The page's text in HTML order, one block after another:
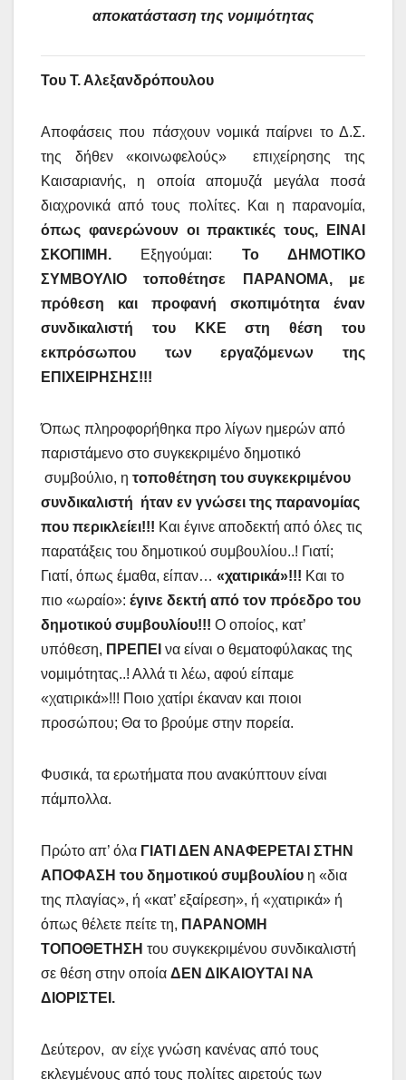
αποκατάσταση της νομιμότητας
Του Τ. Αλεξανδρόπουλου
Αποφάσεις που πάσχουν νομικά παίρνει το Δ.Σ.
της δήθεν «κοινωφελούς» επιχείρησης της
Καισαριανής, η οποία απομυζά μεγάλα ποσά
διαχρονικά από τους πολίτες. Και η παρανομία,
όπως φανερώνουν οι πρακτικές τους, ΕΙΝΑΙ
ΣΚΟΠΙΜΗ. Εξηγούμαι: Το ΔΗΜΟΤΙΚΟ
ΣΥΜΒΟΥΛΙΟ τοποθέτησε ΠΑΡΑΝΟΜΑ, με
πρόθεση και προφανή σκοπιμότητα έναν
συνδικαλιστή του ΚΚΕ στη θέση του
εκπρόσωπου των εργαζόμενων της
ΕΠΙΧΕΙΡΗΣΗΣ!!!
Όπως πληροφορήθηκα προ λίγων ημερών από
παριστάμενο στο συγκεκριμένο δημοτικό
συμβούλιο, η τοποθέτηση του συγκεκριμένου
συνδικαλιστή ήταν εν γνώσει της παρανομίας
που περικλείει!!! Και έγινε αποδεκτή από όλες τις
παρατάξεις του δημοτικού συμβουλίου..! Γιατί;
Γιατί, όπως έμαθα, είπαν… «χατιρικά»!!! Και το
πιο «ωραίο»: έγινε δεκτή από τον πρόεδρο του
δημοτικού συμβουλίου!!! Ο οποίος, κατ’
υπόθεση, ΠΡΕΠΕΙ να είναι ο θεματοφύλακας της
νομιμότητας..! Αλλά τι λέω, αφού είπαμε
«χατιρικά»!!! Ποιο χατίρι έκαναν και ποιοι
προσώπου; Θα το βρούμε στην πορεία.
Φυσικά, τα ερωτήματα που ανακύπτουν είναι
πάμπολλα.
Πρώτο απ’ όλα ΓΙΑΤΙ ΔΕΝ ΑΝΑΦΕΡΕΤΑΙ ΣΤΗΝ
ΑΠΟΦΑΣΗ του δημοτικού συμβουλίου η «δια
της πλαγίας», ή «κατ’ εξαίρεση», ή «χατιρικά» ή
όπως θέλετε πείτε τη, ΠΑΡΑΝΟΜΗ
ΤΟΠΟΘΕΤΗΣΗ του συγκεκριμένου συνδικαλιστή
σε θέση στην οποία ΔΕΝ ΔΙΚΑΙΟΥΤΑΙ ΝΑ
ΔΙΟΡΙΣΤΕΙ.
Δεύτερον, αν είχε γνώση κανένας από τους
εκλεγμένους από τους πολίτες αιρετούς των